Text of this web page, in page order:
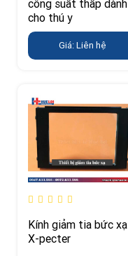
công suất thấp dành
cho thú y
Giá: Liên hệ
Kính giảm tia bức xạ
X-pecter